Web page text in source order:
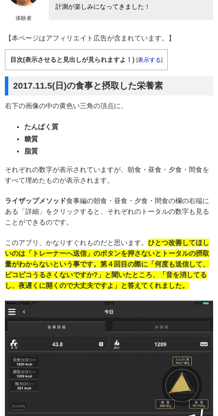
体験者
計測が楽しみになってきました！
【本ページはアフィリエイト広告が含まれています。】
目次(表示させると見出しが見られますよ！) [表示する]
2017.11.5(日)の食事と摂取した栄養素
右下の画像の中の黄色い三角の頂点に、
たんぱく質
糖質
脂質
それぞれの数字が表示されていますが、朝食・昼食・夕食・間食を
すべて埋めたものが表示されます。
ライザップメソッド食事編の朝食・昼食・夕食・間食の欄の右端に
ある「詳細」をクリックすると、それぞれのトータルの数字も見る
ことができるのです。
このアプリ、かなりすぐれものだと思います。 ひとつ改善してほし
いのは「トレーナーへ送信」のボタンを押さないとトータルの摂取
量がわからないという事です。第４回目の際に「何度も送信して、
ピコピコうるさくないですか?」と聞いたところ、「音を消してる
し、夜遅くに開くので大丈夫ですよ」と答えてくれました。